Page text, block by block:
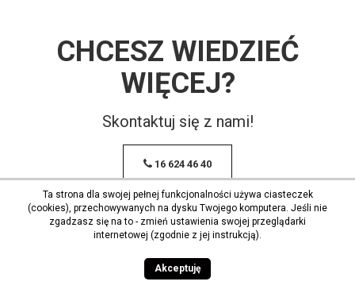
CHCESZ WIEDZIEĆ
WIĘCEJ?
Skontaktuj się z nami!
16 624 46 40
Ta strona dla swojej pełnej funkcjonalności używa ciasteczek
(cookies), przechowywanych na dysku Twojego komputera. Jeśli nie
zgadzasz się na to - zmień ustawienia swojej przeglądarki
internetowej (zgodnie z jej instrukcją).
Akceptuję